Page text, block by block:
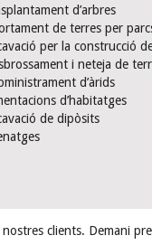
d’arbres
de terres per
per la construcció
i neteja de
d’àrids
d’habitatges
de dipòsits
clients. Demani